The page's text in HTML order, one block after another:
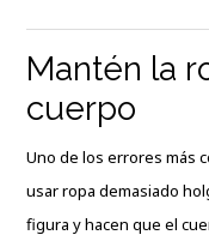
Mantén la
cuerpo
Uno de los errores más
usar ropa demasiado
figura y hacen que el